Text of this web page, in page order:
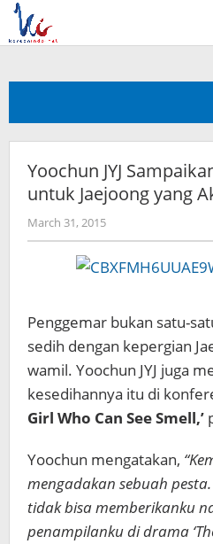
Skip
content
Yoochun JYJ
untuk Jaejoong yang
March 31, 2015by
Koreanindo
Penggemar bukan satu-
sedih dengan kepergian
wamil. Yoochun JYJ juga
kesedihannya itu di
Girl Who Can See Smell,’
Yoochun mengatakan,
mengadakan sebuah
tidak bisa memberikanku
penampilanku di drama